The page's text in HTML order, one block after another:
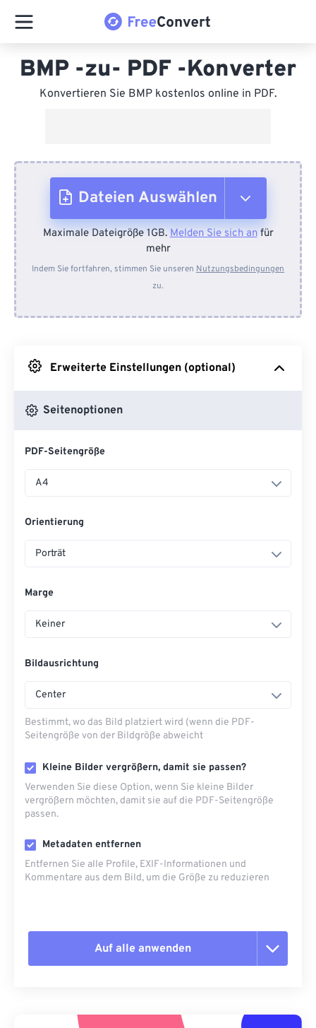
BMP -zu- PDF -Konverter
Konvertieren Sie BMP kostenlos online in PDF.
Dateien Auswählen
Vom Gerät
Von Dropbox
Maximale Dateigröße 1GB.Melden Sie sich anfür
mehr
Indem Sie fortfahren, stimmen Sie unseren Nutzungsbedingungen
zu.
Erweiterte Einstellungen (optional)
Seitenoptionen
PDF-Seitengröße
A4
Orientierung
Porträt
Marge
Keiner
Bildausrichtung
Center
Bestimmt, wo das Bild platziert wird (wenn die PDF-
Seitengröße von der Bildgröße abweicht
Kleine Bilder vergrößern, damit sie passen?
Verwenden Sie diese Option, wenn Sie kleine Bilder
vergrößern möchten, damit sie auf die PDF-Seitengröße
passen.
Metadaten entfernen
Entfernen Sie alle Profile, EXIF-Informationen und
Kommentare aus dem Bild, um die Größe zu reduzieren
Auf alle anwenden
Aus Vorgabe anwenden